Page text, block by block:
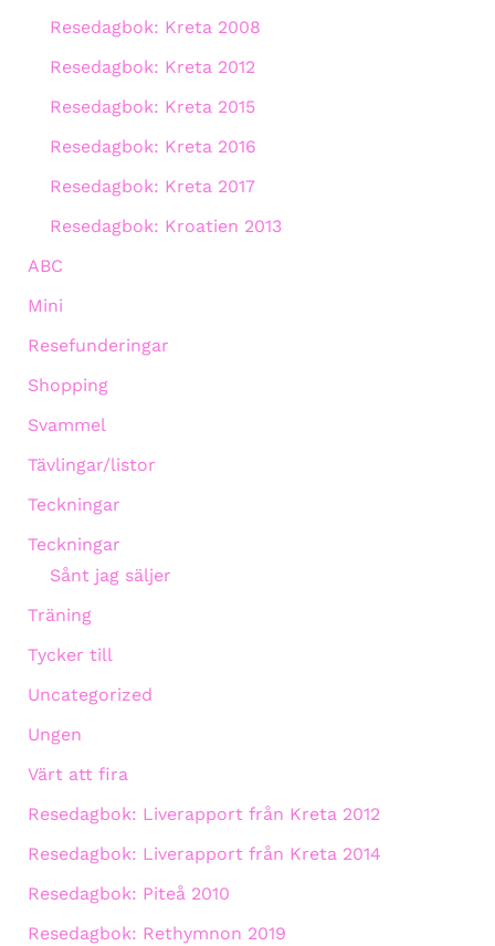
Resedagbok: Kreta 2008
Resedagbok: Kreta 2012
Resedagbok: Kreta 2015
Resedagbok: Kreta 2016
Resedagbok: Kreta 2017
Resedagbok: Kroatien 2013
ABC
Mini
Resefunderingar
Shopping
Svammel
Tävlingar/listor
Teckningar
Teckningar
Sånt jag säljer
Träning
Tycker till
Uncategorized
Ungen
Värt att fira
Resedagbok: Liverapport från Kreta 2012
Resedagbok: Liverapport från Kreta 2014
Resedagbok: Piteå 2010
Resedagbok: Rethymnon 2019